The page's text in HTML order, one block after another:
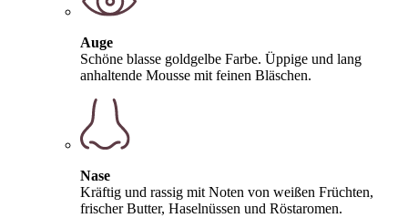
Auge
Schöne blasse goldgelbe Farbe. Üppige und lang
anhaltende Mousse mit feinen Bläschen.
Nase
Kräftig und rassig mit Noten von weißen Früchten,
frischer Butter, Haselnüssen und Röstaromen.